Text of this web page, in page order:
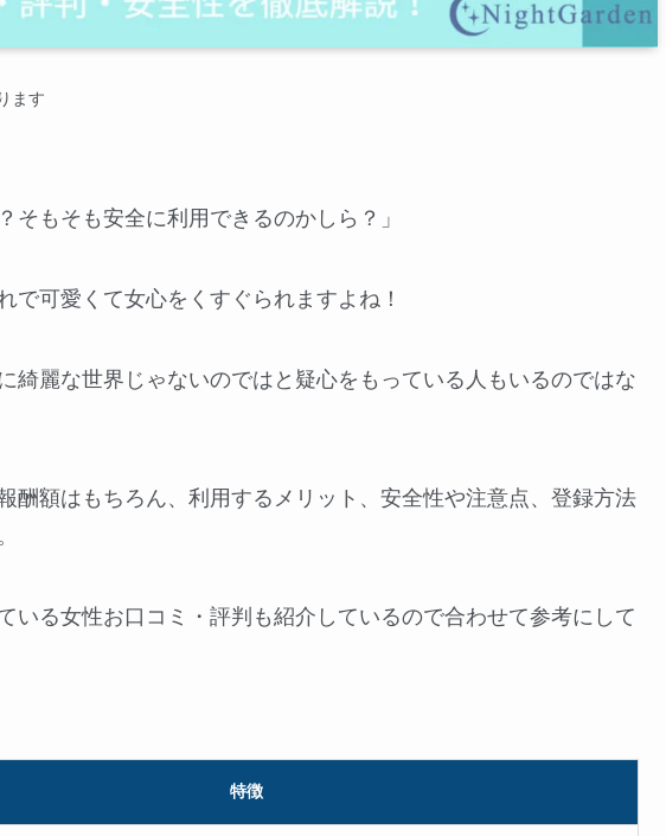
ます
そもそも安全に利用できるのかしら？」
で可愛くて女心をくすぐられますよね！
綺麗な世界じゃないのではと疑心をもっている人もいるのではな
酬額はもちろん、利用するメリット、安全性や注意点、登録方法
いる女性お口コミ・評判も紹介しているので合わせて参考にして
特徴